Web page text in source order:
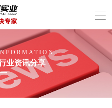
业资讯分享